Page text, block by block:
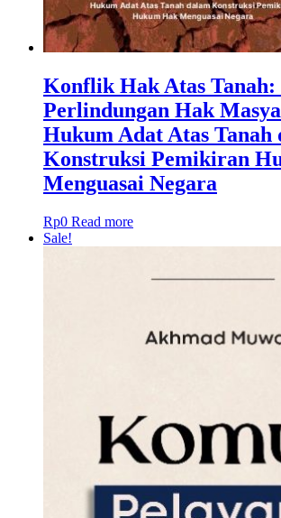
Konflik Hak Atas Tanah:
Perlindungan Hak
Hukum Adat Atas Tanah
Konstruksi Pemikiran
Menguasai Negara
Rp0 Read more
Sale!